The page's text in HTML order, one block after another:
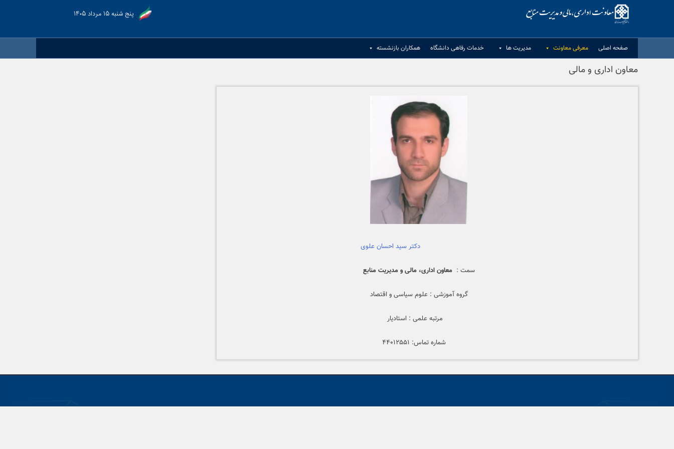
پنج شنبه ۱۵ مرداد ۱۴۰۵
صفحه اصلی معرفی معاونت مدیریت ها خدمات رفاهی دانشگاه همکاران بازنشسته
معاون اداری و مالی
دکتر سید احسان علوی
سمت :معاون اداری، مالی و مدیریت منابع
گروه آموزشی : علوم سیاسی و اقتصاد
مرتبه علمی : استادیار
شماره تماس: ۴۴۰۱۲۵۵۱